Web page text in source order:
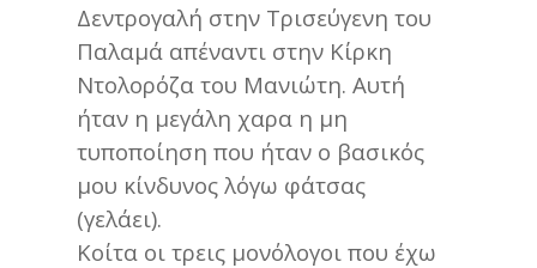
Δεντρογαλή στην Τρισεύγενη του
Παλαμά απέναντι στην Κίρκη
Ντολορόζα του Μανιώτη. Αυτή
ήταν η μεγάλη χαρα η μη
τυποποίηση που ήταν ο βασικός
μου κίνδυνος λόγω φάτσας
(γελάει).
Κοίτα οι τρεις μονόλογοι που έχω